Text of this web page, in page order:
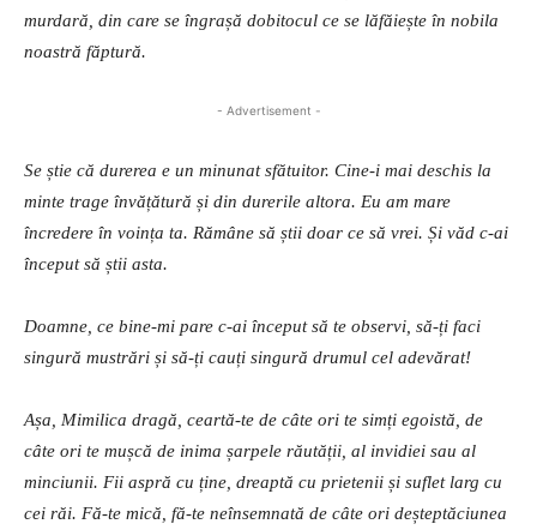
murdară, din care se îngrașă dobitocul ce se lăfăiește în nobila
noastră făptură.
- Advertisement -
Se știe că durerea e un minunat sfătuitor. Cine-i mai deschis la
minte trage învățătură și din durerile altora. Eu am mare
încredere în voința ta. Rămâne să știi doar ce să vrei. Și văd c-ai
început să știi asta.
Doamne, ce bine-mi pare c-ai început să te observi, să-ți faci
singură mustrări și să-ți cauți singură drumul cel adevărat!
Așa, Mimilica dragă, ceartă-te de câte ori te simți egoistă, de
câte ori te mușcă de inima șarpele răutății, al invidiei sau al
minciunii. Fii aspră cu ține, dreaptă cu prietenii și suflet larg cu
cei răi. Fă-te mică, fă-te neînsemnată de câte ori deșteptăciunea